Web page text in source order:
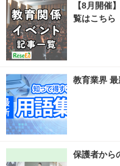
【8月開催
覧はこちら
教育業界
保護者から